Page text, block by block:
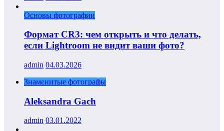
Основы фотографии
Формат CR3: чем открыть и что делать,
если Lightroom не видит ваши фото?
admin 04.03.2026
Знаменитые фотографы
Aleksandra Gach
admin 03.01.2022